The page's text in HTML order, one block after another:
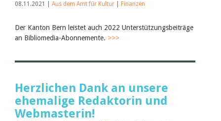
08.11.2021 | Aus dem Amt für Kultur Finanzen
Der Kanton Bern leistet auch 2022 Unterstützungsbeiträge
an Bibliomedia-Abonnemente. >>>
Herzlichen Dank an unsere
ehemalige Redaktorin und
Webmasterin!